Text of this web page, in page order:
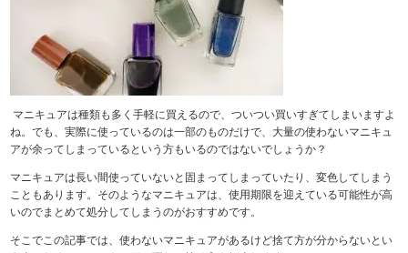
マニキュアは種類も多く手軽に買えるので、ついつい買いすぎてしまいますよ
ね。でも、実際に使っているのは一部のものだけで、大量の使わないマニキュ
アが余ってしまっているという方もいるのではないでしょうか？
マニキュアは長い間使っていないと固まってしまっていたり、変色してしまう
こともあります。そのようなマニキュアは、使用期限を迎えている可能性が高
いのでまとめて処分してしまうのがおすすめです。
そこでこの記事では、使わないマニキュアがあるけど捨て方が分からないとい